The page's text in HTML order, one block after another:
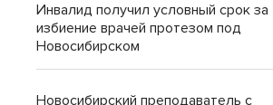
Инвалид получил условный срок за
избиение врачей протезом под
Новосибирском
Новосибирский преподаватель с